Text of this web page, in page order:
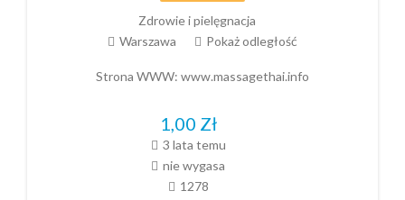
Zdrowie i pielęgnacja
Warszawa
Pokaż odległość
Strona WWW: www.massagethai.info
1,00 Zł
3 lata temu
nie wygasa
1278